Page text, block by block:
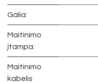
Galia:
Maitinimo
įtampa:
Maitinimo
kabelis